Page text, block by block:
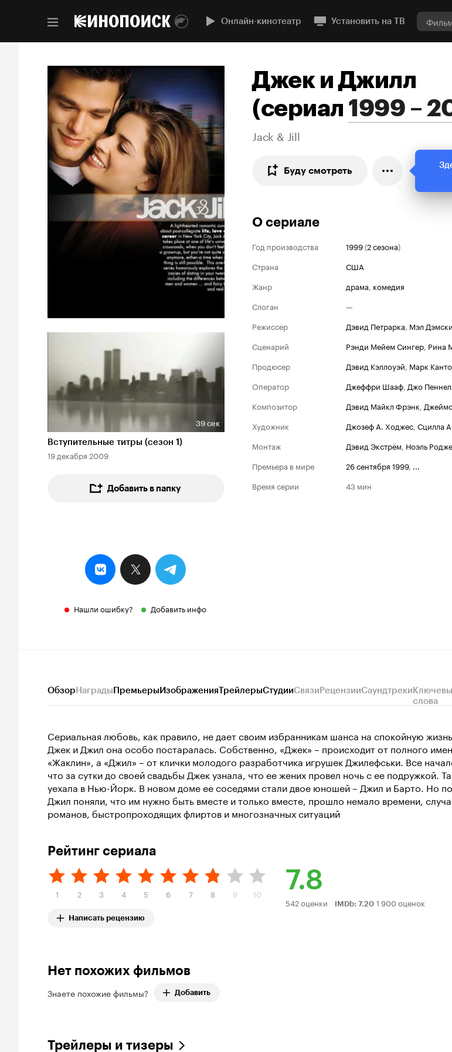
Онлайн-кинотеатр Установить на ТВ
Длительность 39 сек
39 сек
Вступительные титры (сезон 1)
19 декабря 2009
Добавить в папку
Нашли ошибку? Добавить инфо
Джек и Джилл
(сериал 1999 –
Jack & Jill
Буду смотреть
О сериале
Год производства 1999(2 сезона)
Страна
США
Жанр
драма, комедия
Слоган
—
Режиссер
Дэвид Петрарка, Мэл Дэмски
Сценарий
Рэнди Мейем Сингер, Рина
Продюсер
Дэвид Кэллоуэй, Марк
Оператор
Джеффри Шааф, Джо
Композитор
Дэвид Майкл Фрэнк,
Художник
Джозеф А. Ходжес, Сцилла
Монтаж
Дэвид Экстрём, Ноэль
Премьера в мире
26 сентября 1999, ...
Время серии
43 мин
ОбзорНаградыПремьерыИзображенияТрейлерыСтудииСвязиРецензииСаундтреки
слова
Сериальная любовь, как правило, не дает своим избранникам шанса на спокойную
Джек и Джил она особо постаралась. Собственно, «Джек» – происходит от полного
«Жаклин», а «Джил» – от клички молодого разработчика игрушек Джилефськи. Все
что за сутки до своей свадьбы Джек узнала, что ее жених провел ночь с ее подружкой.
уехала в Нью-Йорк. В новом доме ее соседями стали двое юношей – Джил и Барто. Но
Джил поняли, что им нужно быть вместе и только вместе, прошло немало времени,
романов, быстропроходящих флиртов и многозначных ситуаций
Рейтинг сериала
1 2 3 4 5 6 7 8 9 10
Написать рецензию
7.8
Рейтинг
542 оценки IMDb: 7.20 1 900 оценок
Нет похожих фильмов
Знаете похожие фильмы? Добавить
Трейлеры и тизеры